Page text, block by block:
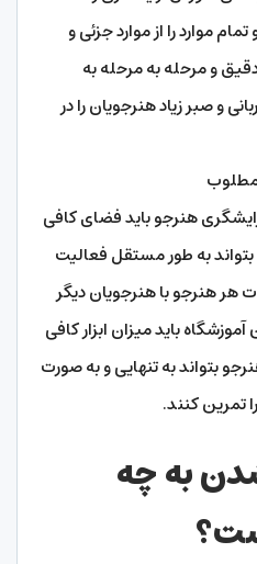
موارد را از موارد جزئی و
و مرحله به مرحله به
و صبر زیاد هنرجویان را در
مطلوب
هنرجو باید فضای کافی
به طور مستقل فعالیت
هر هنرجو با هنرجویان دیگر
باید میزان ابزار کافی
بتواند به تنهایی و به صورت
تمرین کنند.
به چه